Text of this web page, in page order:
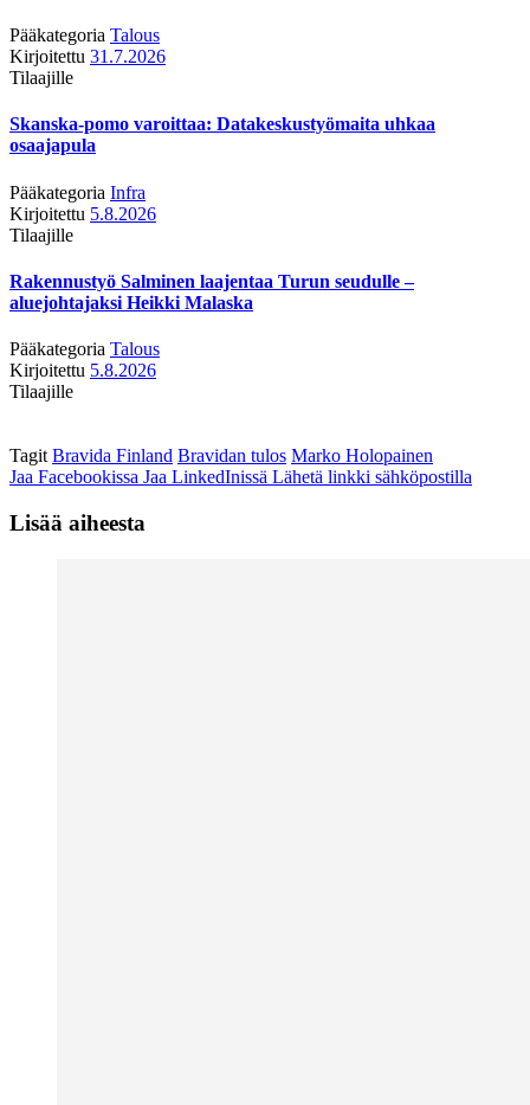
Pääkategoria Talous
Kirjoitettu 31.7.2026
Tilaajille
Skanska-pomo varoittaa: Datakeskustyömaita uhkaa
osaajapula
Pääkategoria Infra
Kirjoitettu 5.8.2026
Tilaajille
Rakennustyö Salminen laajentaa Turun seudulle –
aluejohtajaksi Heikki Malaska
Pääkategoria Talous
Kirjoitettu 5.8.2026
Tilaajille
Tagit Bravida Finland Bravidan tulos Marko Holopainen
Jaa Facebookissa Jaa LinkedInissä Lähetä linkki sähköpostilla
Lisää aiheesta